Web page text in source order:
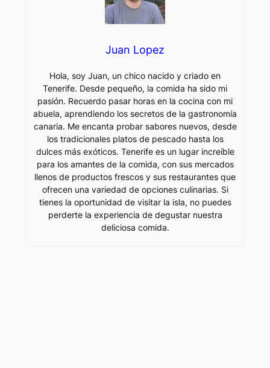
Juan Lopez
Hola, soy Juan, un chico nacido y criado en
Tenerife. Desde pequeño, la comida ha sido mi
pasión. Recuerdo pasar horas en la cocina con mi
abuela, aprendiendo los secretos de la gastronomía
canaria. Me encanta probar sabores nuevos, desde
los tradicionales platos de pescado hasta los
dulces más exóticos. Tenerife es un lugar increíble
para los amantes de la comida, con sus mercados
llenos de productos frescos y sus restaurantes que
ofrecen una variedad de opciones culinarias. Si
tienes la oportunidad de visitar la isla, no puedes
perderte la experiencia de degustar nuestra
deliciosa comida.